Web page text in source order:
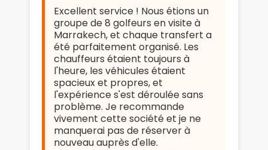
Excellent service ! Nous étions un
groupe de 8 golfeurs en visite à
Marrakech, et chaque transfert a
été parfaitement organisé. Les
chauffeurs étaient toujours à
l'heure, les véhicules étaient
spacieux et propres, et
l'expérience s'est déroulée sans
problème. Je recommande
vivement cette société et je ne
manquerai pas de réserver à
nouveau auprès d'elle.